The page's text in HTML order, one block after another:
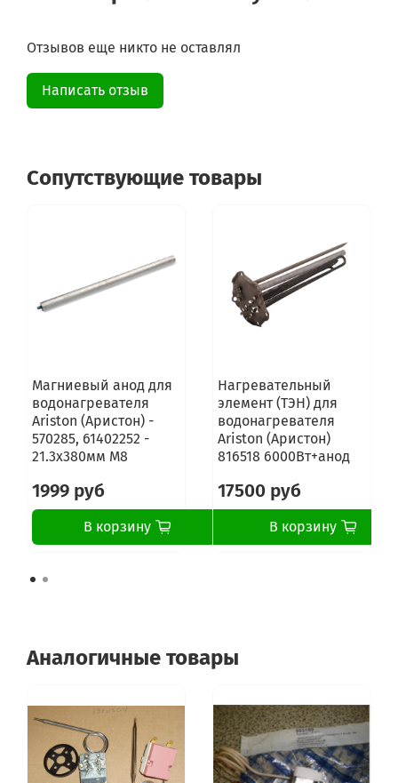
Отзывов еще никто не оставлял
Написать отзыв
Сопутствующие товары
Магниевый анод для
водонагревателя
Ariston (Аристон) -
570285, 61402252 -
21.3x380мм M8
1999 руб
В корзину
Нагревательный
элемент (ТЭН) для
водонагревателя
Ariston (Аристон)
816518 6000Вт+анод
17500 руб
В корзину
Аналогичные товары